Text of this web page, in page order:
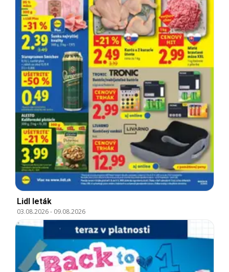
Lidl leták
03.08.2026- 09.08.2026